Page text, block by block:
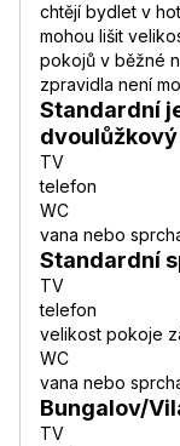
chtějí bydlet v
mohou lišit
pokojů v běžné
zpravidla není
Standardní
dvoulůžkový
TV
telefon
WC
vana nebo
Standardní
TV
telefon
velikost pokoje
WC
vana nebo
Bungalov/
TV